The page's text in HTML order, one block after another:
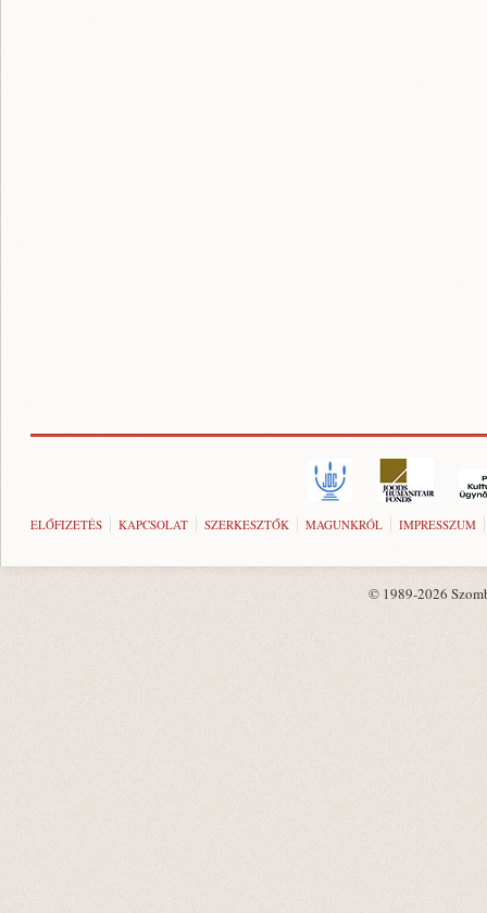
ELŐFIZETÉS KAPCSOLAT SZERKESZTŐK MAGUNKRÓL IMPRESSZUM
© 1989-2026